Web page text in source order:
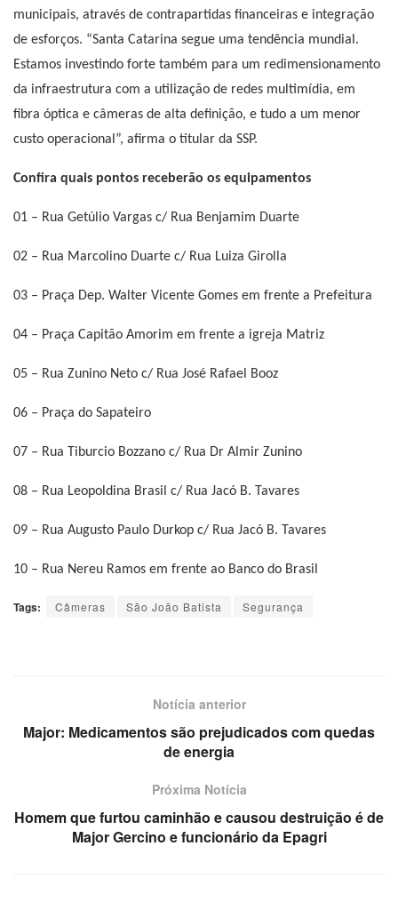
municipais, através de contrapartidas financeiras e integração
de esforços. “Santa Catarina segue uma tendência mundial.
Estamos investindo forte também para um redimensionamento
da infraestrutura com a utilização de redes multimídia, em
fibra óptica e câmeras de alta definição, e tudo a um menor
custo operacional”, afirma o titular da SSP.
Confira quais pontos receberão os equipamentos
01 – Rua Getúlio Vargas c/ Rua Benjamim Duarte
02 – Rua Marcolino Duarte c/ Rua Luiza Girolla
03 – Praça Dep. Walter Vicente Gomes em frente a Prefeitura
04 – Praça Capitão Amorim em frente a igreja Matriz
05 – Rua Zunino Neto c/ Rua José Rafael Booz
06 – Praça do Sapateiro
07 – Rua Tiburcio Bozzano c/ Rua Dr Almir Zunino
08 – Rua Leopoldina Brasil c/ Rua Jacó B. Tavares
09 – Rua Augusto Paulo Durkop c/ Rua Jacó B. Tavares
10 – Rua Nereu Ramos em frente ao Banco do Brasil
Tags: Câmeras São João Batista Segurança
Notícia anterior
Major: Medicamentos são prejudicados com quedas
de energia
Próxima Notícia
Homem que furtou caminhão e causou destruição é de
Major Gercino e funcionário da Epagri